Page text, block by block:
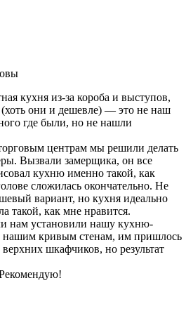
кухня из-за короба и выступов,
они и дешевле) — это не наш
где были, но не нашли
центрам мы решили делать
Вызвали замерщика, он все
кухню именно такой, как
сложилась окончательно. Не
вариант, но кухня идеально
такой, как мне нравится.
нам установили нашу кухню-
нашим кривым стенам, им пришлось
шкафчиков, но результат